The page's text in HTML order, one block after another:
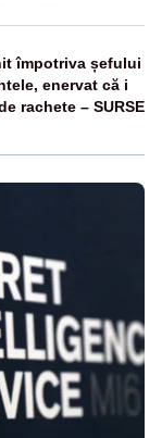
împotriva șefului
enervat că i
rachete – SURSE